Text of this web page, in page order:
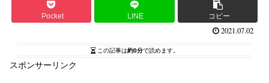
Pocket LINE コピー
2021.07.02
この記事は約0分で読めます。
スポンサーリンク